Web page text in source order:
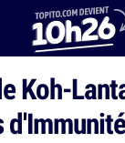
Koh-